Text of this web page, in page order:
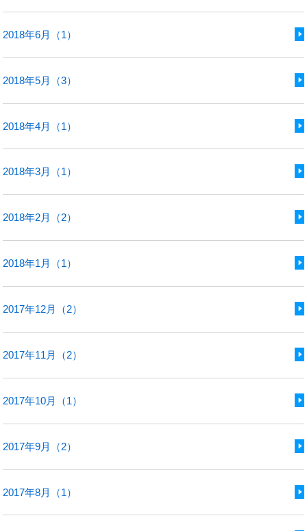
2018年6月（1）
2018年5月（3）
2018年4月（1）
2018年3月（1）
2018年2月（2）
2018年1月（1）
2017年12月（2）
2017年11月（2）
2017年10月（1）
2017年9月（2）
2017年8月（1）